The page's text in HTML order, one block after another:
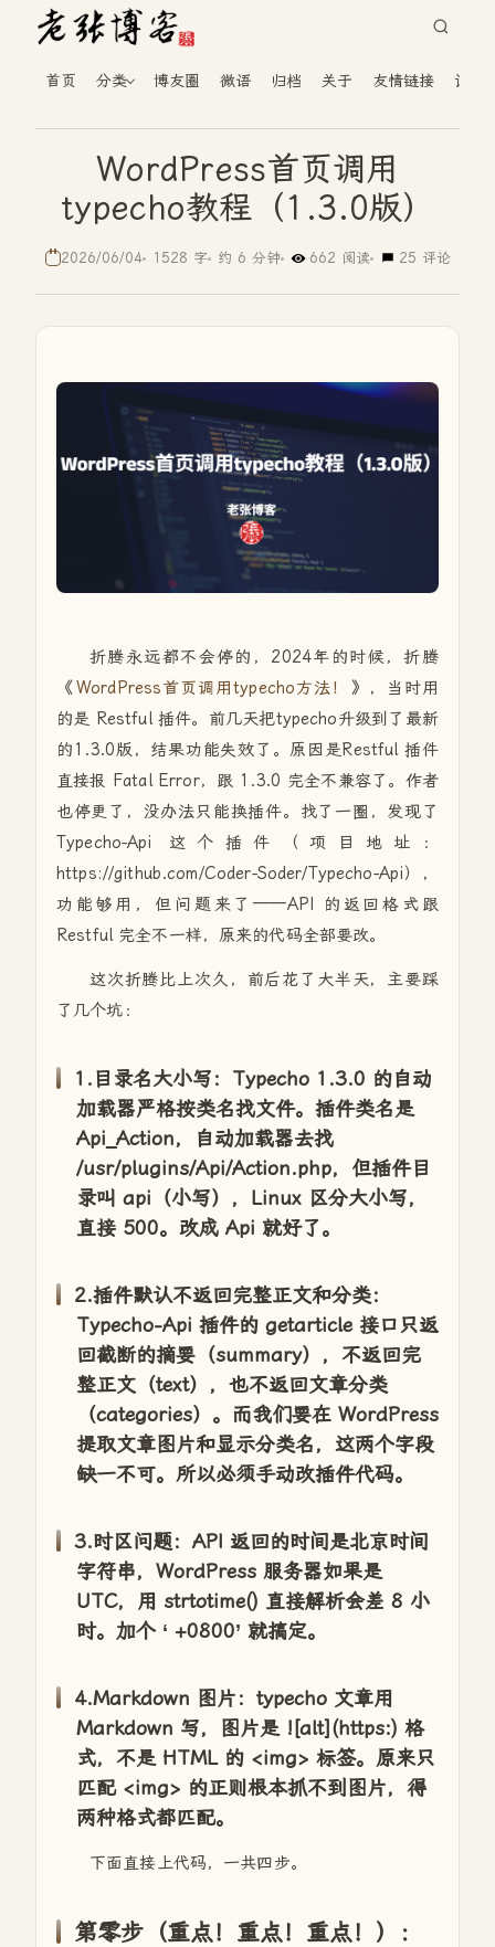
首页 分类 博友圈 微语 归档 关于 友情链接 读者
WordPress首页调用
typecho教程（1.3.0版）
2026/06/04 1528 字 约 6 分钟 662 阅读 25 评论
折腾永远都不会停的，2024年的时候，折腾
《WordPress首页调用typecho方法！
》，当时用
的是 Restful 插件。前几天把typecho升级到了最新
的1.3.0版，结果功能失效了。原因是Restful 插件
直接报 Fatal Error，跟 1.3.0 完全不兼容了。作者
也停更了，没办法只能换插件。找了一圈，发现了
Typecho-Api 这个插件（项目地址：
https://github.com/Coder-Soder/Typecho-Api），
功能够用，但问题来了——API 的返回格式跟
Restful 完全不一样，原来的代码全部要改。
这次折腾比上次久，前后花了大半天，主要踩
了几个坑：
1.目录名大小写：Typecho 1.3.0 的自动
加载器严格按类名找文件。插件类名是
Api_Action，自动加载器去找
/usr/plugins/Api/Action.php，但插件目
录叫 api（小写），Linux 区分大小写，
直接 500。改成 Api 就好了。
2.插件默认不返回完整正文和分类：
Typecho-Api 插件的 getarticle 接口只返
回截断的摘要（summary），不返回完
整正文（text），也不返回文章分类
（categories）。而我们要在 WordPress
提取文章图片和显示分类名，这两个字段
缺一不可。所以必须手动改插件代码。
3.时区问题：API 返回的时间是北京时间
字符串，WordPress 服务器如果是
UTC，用 strtotime() 直接解析会差 8 小
时。加个 ‘ +0800’ 就搞定。
4.Markdown 图片：typecho 文章用
Markdown 写，图片是 ![alt](https:) 格
式，不是 HTML 的 <img> 标签。原来只
匹配 <img> 的正则根本抓不到图片，得
两种格式都匹配。
下面直接上代码，一共四步。
第零步（重点！重点！重点！）：